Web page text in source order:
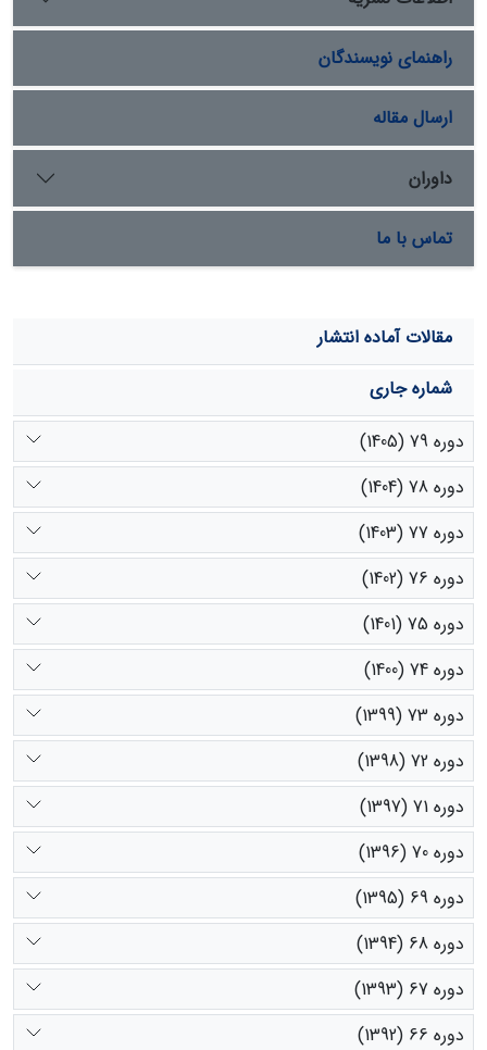
445/29 تن در هکتار کربن بیشتری را نسبت به دو گونه دیگر
خود ذخیره کرده است
راهنمای نویسندگان
ارسال مقاله
داوران
تماس با ما
مقالات آماده انتشار
شماره جاری
دوره 79 (1405)
دوره 78 (1404)
دوره 77 (1403)
دوره 76 (1402)
دوره 75 (1401)
دوره 74 (1400)
دوره 73 (1399)
دوره 72 (1398)
دوره 71 (1397)
دوره 70 (1396)
دوره 69 (1395)
دوره 68 (1394)
دوره 67 (1393)
دوره 66 (1392)